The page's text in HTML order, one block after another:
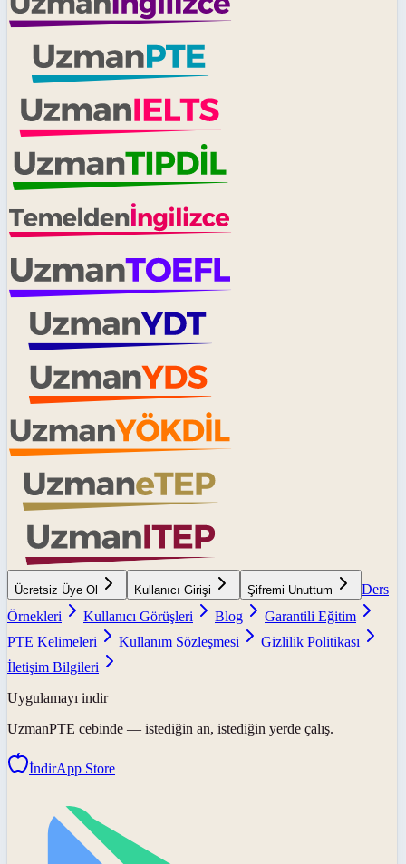
Ücretsiz Üye Ol Kullanıcı Girişi Şifremi Unuttum
Ders
Örnekleri
Kullanıcı Görüşleri Blog
Garantili Eğitim
PTE Kelimeleri
Kullanım Sözleşmesi
Gizlilik Politikası
İletişim Bilgileri
Uygulamayı indir
UzmanPTE cebinde — istediğin an, istediğin yerde çalış.
İndirApp Store